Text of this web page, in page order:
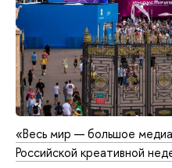
«Весь мир — большое
Российской креативной